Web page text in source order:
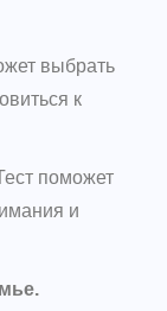
выбрать
к
поможет
и